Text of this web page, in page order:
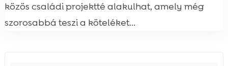
közös családi projektté alakulhat, amely még
szorosabbá teszi a köteléket...